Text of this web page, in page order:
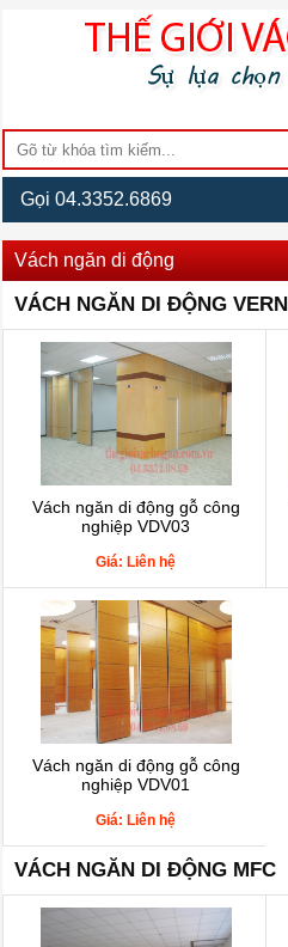
Gọi 04.3352.6869
Vách ngăn di động
VÁCH NGĂN DI ĐỘNG
Vách ngăn di động gỗ công
nghiệp VDV03
Giá: Liên hệ
Vách ngăn di động gỗ công
nghiệp VDV01
Giá: Liên hệ
VÁCH NGĂN DI ĐỘNG MFC